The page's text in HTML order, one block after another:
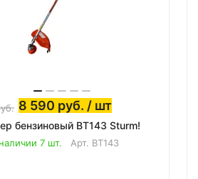
8 590 руб. / шт
бензиновый BT143 Sturm!
7 шт. Арт. BT143